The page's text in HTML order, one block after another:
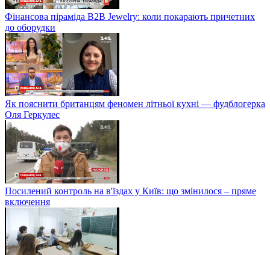
Фінансова піраміда B2B Jewelry: коли покарають причетних
до оборудки
Як пояснити британцям феномен літньої кухні — фудблогерка
Оля Геркулес
Посилений контроль на в'їздах у Київ: що змінилося – пряме
включення